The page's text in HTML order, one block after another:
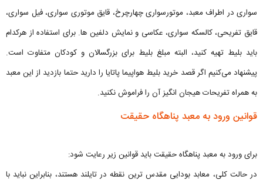
سواری در اطراف معبد، موتورسواری چهارچرخ، قایق موتوری سواری، فیل سواری،
قایق تفریحی، کالسکه سواری، عکاسی و نمایش دلفین ها. برای استفاده از هرکدام
باید بلیط تهیه کنید، البته مبلغ بلیط برای بزرگسالان و کودکان متفاوت است.
پیشنهاد می‌کنیم اگر قصد خرید بلیط هواپیما پاتایا را دارید حتما بازدید از این معبد
به همراه تفریحات هیجان انگیز آن را فراموش نکنید.
قوانین ورود به معبد پناهگاه حقیقت
برای ورود به معبد پناهگاه حقیقت باید قوانین زیر رعایت شود:
در حالت کلی، معابد بودایی مقدس ترین نقطه در تایلند هستند، بنابراین نباید با